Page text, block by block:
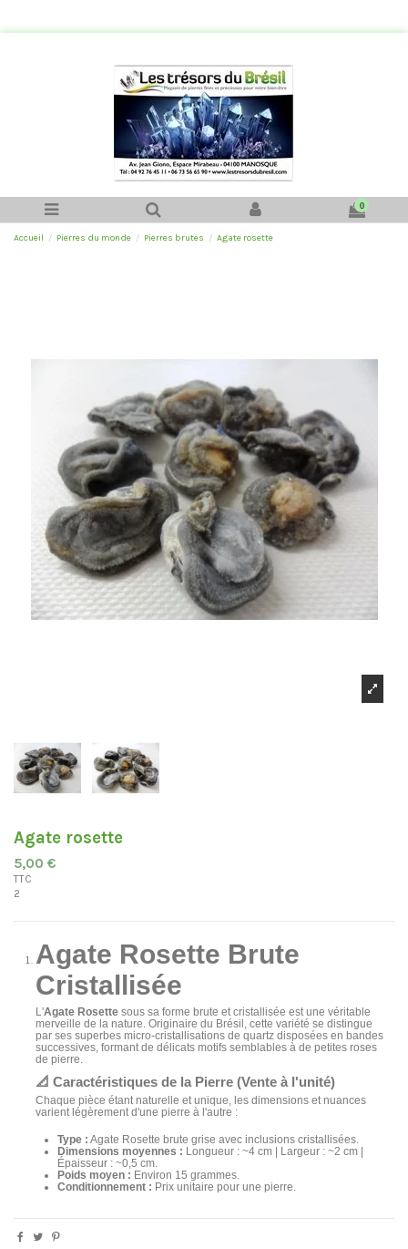
0
Accueil Pierres du monde Pierres brutes Agate rosette
Agate rosette
5,00 €
TTC
2
Agate Rosette Brute
Cristallisée
L'Agate Rosette sous sa forme brute et cristallisée est une véritable
merveille de la nature. Originaire du Brésil, cette variété se distingue
par ses superbes micro-cristallisations de quartz disposées en bandes
successives, formant de délicats motifs semblables à de petites roses
de pierre.
📐 Caractéristiques de la Pierre (Vente à l'unité)
Chaque pièce étant naturelle et unique, les dimensions et nuances
varient légèrement d'une pierre à l'autre :
Type : Agate Rosette brute grise avec inclusions cristallisées.
Dimensions moyennes : Longueur : ~4 cm | Largeur : ~2 cm |
Épaisseur : ~0,5 cm.
Poids moyen : Environ 15 grammes.
Conditionnement : Prix unitaire pour une pierre.